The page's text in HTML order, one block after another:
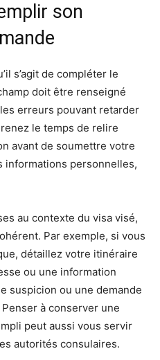
son
s’agit de compléter le
doit être renseigné
erreurs pouvant retarder
le temps de relire
avant de soumettre votre
personnelles,
au contexte du visa visé,
Par exemple, si vous
détaillez votre itinéraire
ou une information
suspicion ou une demande
à conserver une
peut aussi vous servir
autorités consulaires.